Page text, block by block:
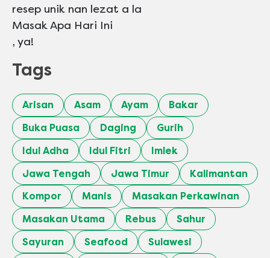
resep unik nan lezat a la
Masak Apa Hari Ini
, ya!
Tags
Arisan Asam Ayam
Bakar
Buka Puasa
Daging
Gurih
Idul Adha
Idul Fitri
Imlek
Jawa Tengah
Jawa Timur
Kalimantan
Kompor
Manis
Masakan Perkawinan
Masakan Utama
Rebus
Sahur
Sayuran
Seafood
Sulawesi